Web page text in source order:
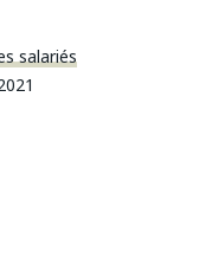
salariés